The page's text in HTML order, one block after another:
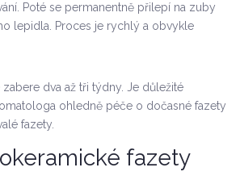
Poté se permanentně přilepí na zuby
lepidla. Proces je rychlý a obvykle
dva až tři týdny. Je důležité
ohledně péče o dočasné fazety
fazety.
fazety